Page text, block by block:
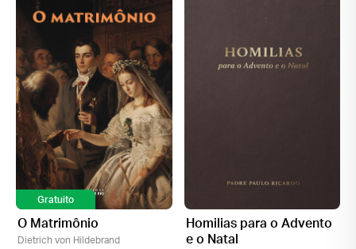
Gratuito
O Matrimônio
Dietrich von Hildebrand
Homilias para o Advento
e o Natal